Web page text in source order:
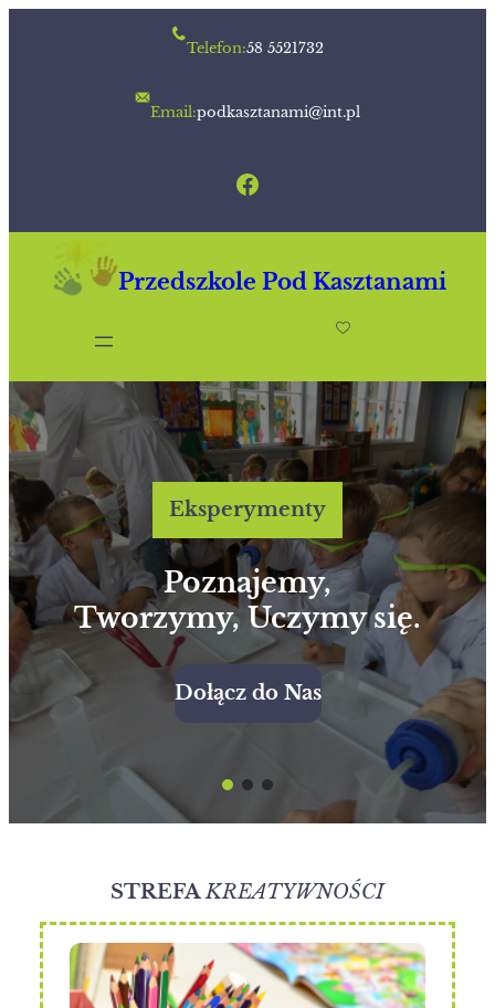
Telefon:58 5521732
Email:podkasztanami@int.pl
Facebook
Przedszkole Pod Kasztanami
Eksperymenty
Poznajemy,
Tworzymy, Uczymy się.
Dołącz do Nas
STREFAKREATYWNOŚCI